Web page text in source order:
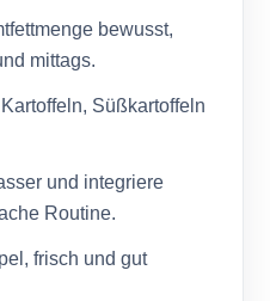
bewusst,
mittags.
Süßkartoffeln
und integriere
Routine.
frisch und gut